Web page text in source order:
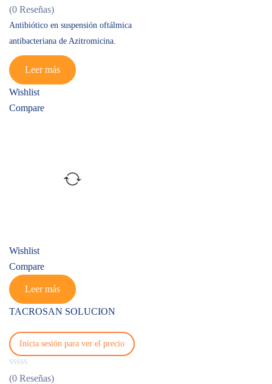
(0 Reseñas)
Antibiótico en suspensión oftálmica
antibacteriana de Azitromicina.
Leer más
Wishlist
Compare
Wishlist
Compare
Leer más
TACROSAN SOLUCION
Inicia sesión para ver el precio
(0 Reseñas)